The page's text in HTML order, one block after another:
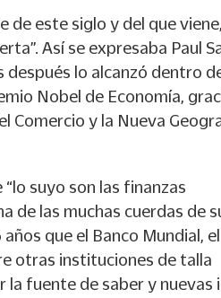
de este siglo y del que
Así se expresaba Paul
después lo alcanzó dentro
Nobel de Economía,
Comercio y la Nueva
suyo son las finanzas
de las muchas cuerdas de
que el Banco Mundial,
otras instituciones de talla
la fuente de saber y nuevas